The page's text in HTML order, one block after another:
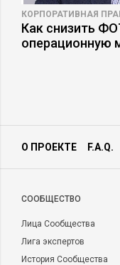
КОРПОРАТИВНАЯ
Как снизить
операционную
О ПРОЕКТЕ F.A.Q.
CООБЩЕСТВО
Лица Сообщества
Лига экспертов
История Сообщества